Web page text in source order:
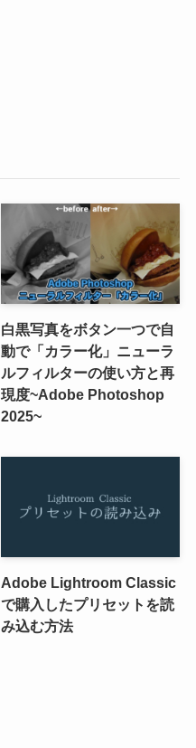
白黒写真をボタン一つで自
動で「カラー化」ニューラ
ルフィルターの使い方と再
現度~Adobe Photoshop
2025~
Adobe Lightroom Classic
で購入したプリセットを読
み込む方法